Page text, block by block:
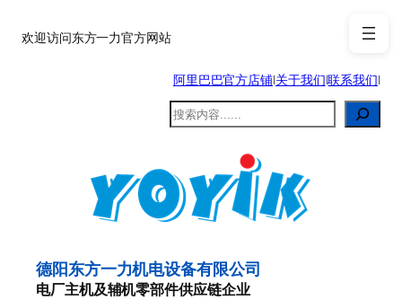
至欢迎访问东方一力官方网站
阿里巴巴官方店铺|关于我们|联系我们|
搜
索
德阳东方一力机电设备有限公司
电厂主机及辅机零部件供应链企业